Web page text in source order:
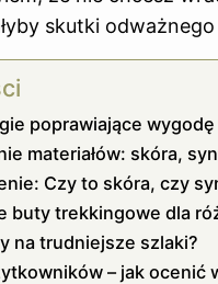
skutki
poprawiające
materiałów: skóra,
Czy to skóra, czy
buty trekkingowe dla
na trudniejsze szlaki?
– jak ocenić